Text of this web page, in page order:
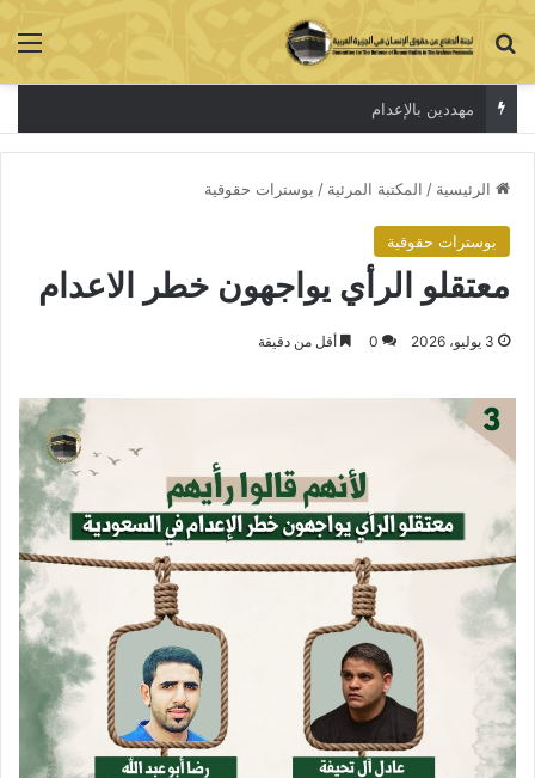
بحث عن
مهددين بالإعدام
الرئيسية / المكتبة المرئية / بوسترات حقوقية
بوسترات حقوقية
معتقلو الرأي يواجهون خطر الاعدام
3 يوليو، 2026 0 أقل من دقيقة